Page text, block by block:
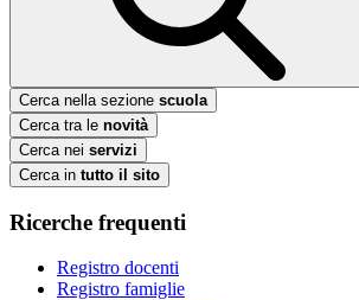
Cerca nella sezione scuola
Cerca tra le novità
Cerca nei servizi
Cerca in tutto il sito
Ricerche frequenti
Registro docenti
Registro famiglie